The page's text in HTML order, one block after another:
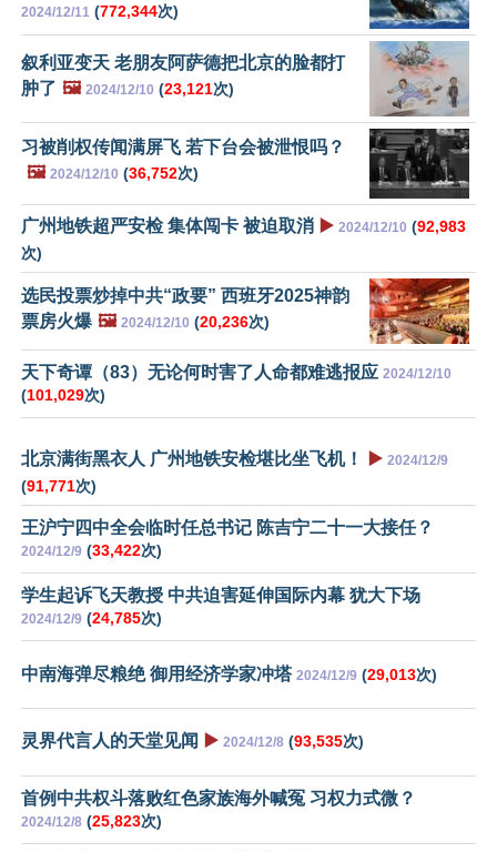
2024/12/11 (772,344次)
叙利亚变天 老朋友阿萨德把北京的脸都打
肿了 🖼️ 2024/12/10 (23,121次)
习被削权传闻满屏飞 若下台会被泄恨吗？
🖼️ 2024/12/10 (36,752次)
广州地铁超严安检 集体闯卡 被迫取消 ▶️ 2024/12/10 (92,983
次)
选民投票炒掉中共“政要” 西班牙2025神韵
票房火爆 🖼️ 2024/12/10 (20,236次)
天下奇谭（83）无论何时害了人命都难逃报应 2024/12/10
(101,029次)
北京满街黑衣人 广州地铁安检堪比坐飞机！ ▶️ 2024/12/9
(91,771次)
王沪宁四中全会临时任总书记 陈吉宁二十一大接任？
2024/12/9 (33,422次)
学生起诉飞天教授 中共迫害延伸国际内幕 犹大下场
2024/12/9 (24,785次)
中南海弹尽粮绝 御用经济学家冲塔 2024/12/9 (29,013次)
灵界代言人的天堂见闻 ▶️ 2024/12/8 (93,535次)
首例中共权斗落败红色家族海外喊冤 习权力式微？
2024/12/8 (25,823次)